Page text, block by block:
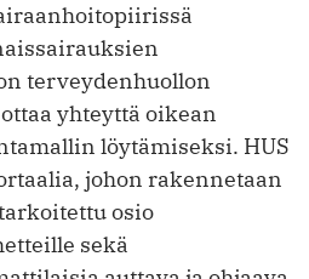
terveydenhuollon
yhteyttä oikean
löytämiseksi. HUS
johon rakennetaan
osio
­sekä